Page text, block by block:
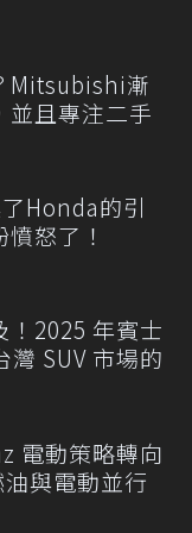
Mitsubishi漸
並且專注二手
Honda的引
怒了！
！2025 年賓士
灣 SUV 市場的
電動策略轉向
與電動並行